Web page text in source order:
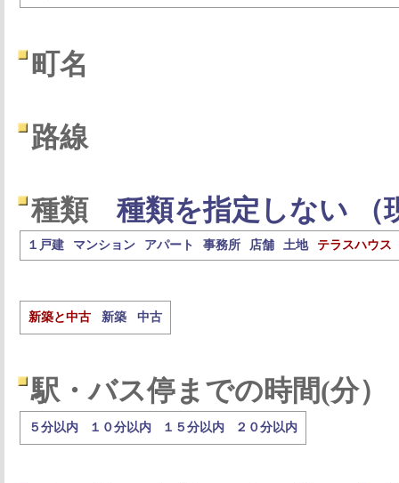
町名
路線
種類 種類を指定しない （
１戸建 マンション アパート 事務所 店舗 土地 テラスハウス
新築と中古 新築 中古
駅・バス停までの時間(分）
５分以内 １０分以内 １５分以内 ２０分以内